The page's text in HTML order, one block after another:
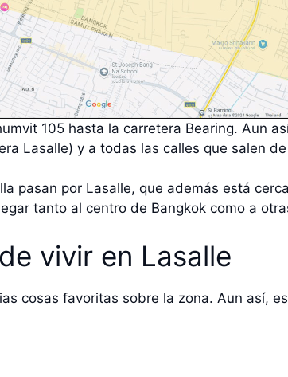
105 hasta la carretera Bearing. Aun
Lasalle) y a todas las calles que salen
pasan por Lasalle, que además está
tanto al centro de Bangkok como a
vivir en Lasalle
cosas favoritas sobre la zona. Aun así,